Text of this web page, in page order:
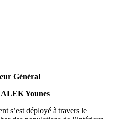
Général
Younes
s’est déployé à travers le